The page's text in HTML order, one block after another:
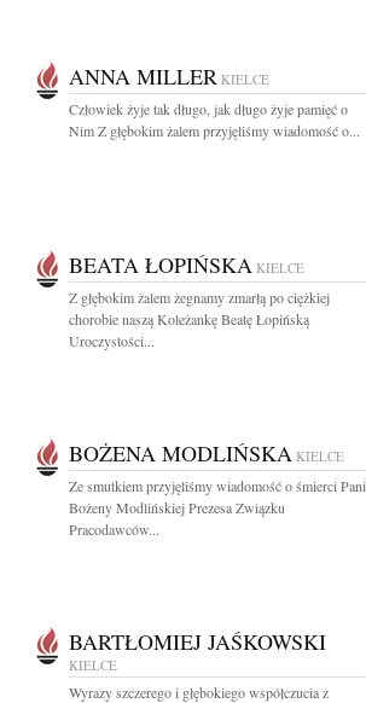
ANNA MILLER KIELCE
Człowiek żyje tak długo, jak długo żyje pamięć o
Nim Z głębokim żalem przyjęliśmy wiadomość o...
BEATA ŁOPIŃSKA KIELCE
Z głębokim żalem żegnamy zmarłą po ciężkiej
chorobie naszą Koleżankę Beatę Łopińską
Uroczystości...
BOŻENA MODLIŃSKA KIELCE
Ze smutkiem przyjęliśmy wiadomość o śmierci Pani
Bożeny Modlińskiej Prezesa Związku
Pracodawców...
BARTŁOMIEJ JAŚKOWSKI
KIELCE
Wyrazy szczerego i głębokiego współczucia z